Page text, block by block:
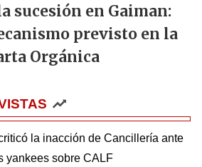
sucesión en Gaiman:
previsto en la
Orgánica
la inacción de Cancillería ante
yankees sobre CALF